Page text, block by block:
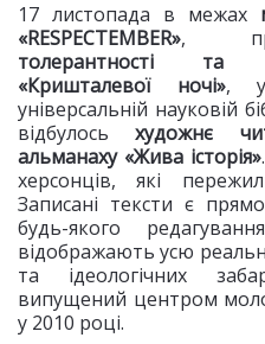
17 листопада в межах
«RESPECTEMBER»,
толерантності та
«Кришталевої ночі», у
універсальній науковій
відбулосьхудожнє
альманаху «Жива історія»
херсонців, які
Записані тексти є
будь-якого
відображають усю
та ідеологічних
випущений центром
у 2010 році.